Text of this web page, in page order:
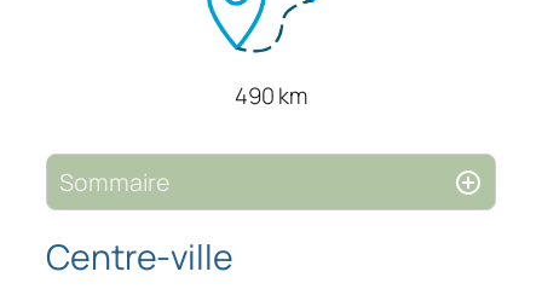
490 km
Sommaire
Centre-ville